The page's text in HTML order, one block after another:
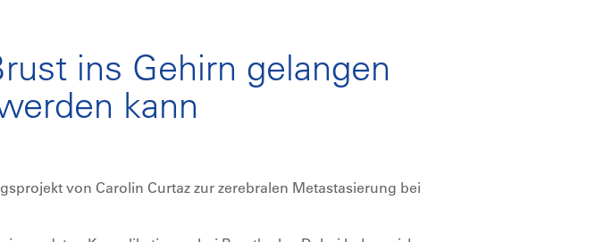
ins Gehirn gelangen
kann
von Carolin Curtaz zur zerebralen Metastasierung bei